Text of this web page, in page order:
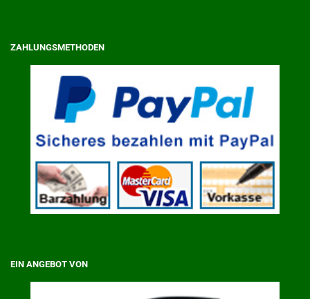
ZAHLUNGSMETHODEN
EIN ANGEBOT VON